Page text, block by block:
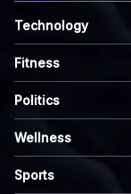
Technology
Fitness
Politics
Wellness
Sports